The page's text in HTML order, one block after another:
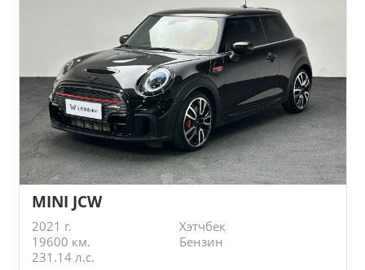
MINI JCW
2021 г.
Хэтчбек
19600 км.
Бензин
231.14 л.с.